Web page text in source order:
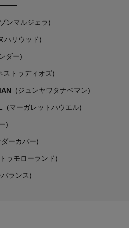
ンマルジェラ)
ハリウッド)
ダー)
ストゥディオズ)
(ジュンヤワタナベマン)
(マーガレットハウエル)
)
ダーカバー)
ゥモローランド)
ランス)